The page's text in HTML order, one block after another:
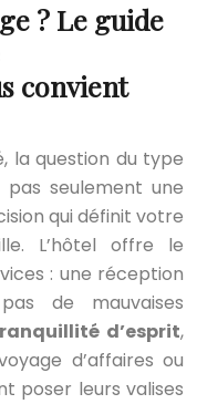
? Le guide
convient
la question du type
seulement une
qui définit votre
L’hôtel offre le
: une réception
de mauvaises
d’esprit,
d’affaires ou
poser leurs valises